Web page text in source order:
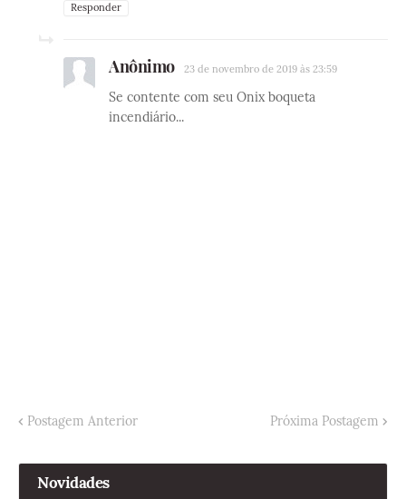
Responder
Anônimo 23 de novembro de 2019 às 23:59
Se contente com seu Onix boqueta
incendiário...
Postagem Anterior Próxima Postagem
Novidades